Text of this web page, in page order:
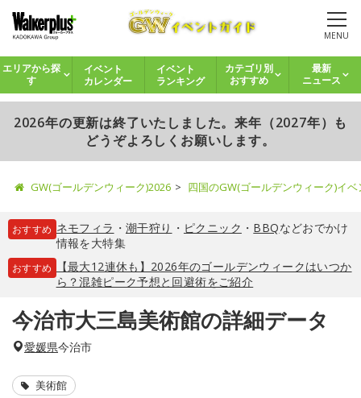
MENU
エリアから探
す
イベント
カレンダー
イベント
ランキング
カテゴリ別
おすすめ
最新
ニュース
2026年の更新は終了いたしました。来年（2027年）も
どうぞよろしくお願いします。
GW(ゴールデンウィーク)2026 四国のGW(ゴールデンウィーク)イ
おすすめ ネモフィラ ・ 潮干狩り ・ ピクニック ・ BBQなどおでかけ
情報を大特集
おすすめ
【最大12連休も】2026年のゴールデンウィークはいつか
ら？混雑ピーク予想と回避術をご紹介
今治市大三島美術館の詳細データ
愛媛県今治市
美術館